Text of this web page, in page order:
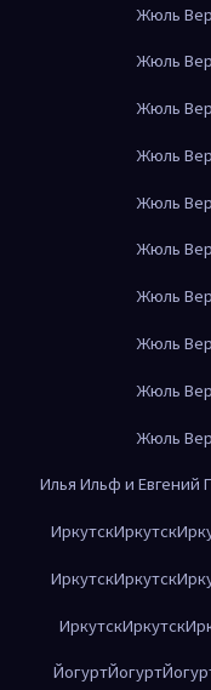
Жюль
Жюль
Жюль
Жюль
Жюль
Жюль
Жюль
Жюль
Жюль
Жюль
Илья Ильф и Евгений
ИркутскИркутск
ИркутскИркутск
ИркутскИркутск
ЙогуртЙогурт